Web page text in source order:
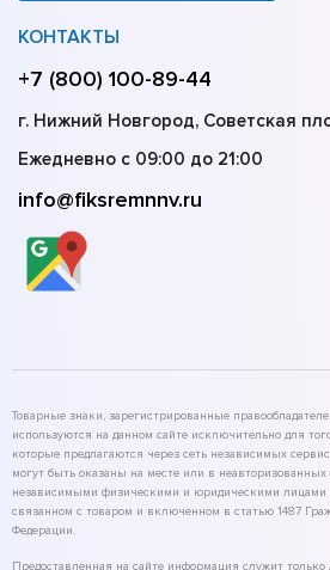
КОНТАКТЫ
+7 (800) 100-89-44
г. Нижний Новгород, Советская
Ежедневно с 09:00 до 21:00
info@fiksremnnv.ru
Товарные знаки, зарегистрированные
используются на данном сайте исключительно для
которые предлагаются через сеть независимых
могут быть оказаны на месте или в
независимыми физическими и юридическими лицами
связанном с товаром и включенном в статью 1487
Федерации.
Предоставленная на сайте информация служит